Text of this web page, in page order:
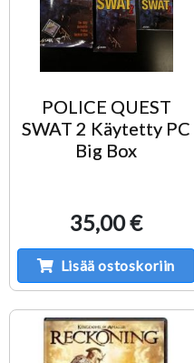
POLICE QUEST
SWAT 2 Käytetty PC
Big Box
35,00 €
Lisää ostoskoriin